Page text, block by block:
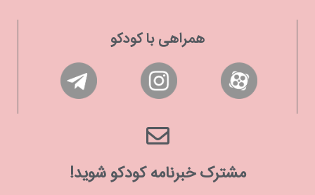
همراهی با کودکو
مشترک خبرنامه کودکو شوید!